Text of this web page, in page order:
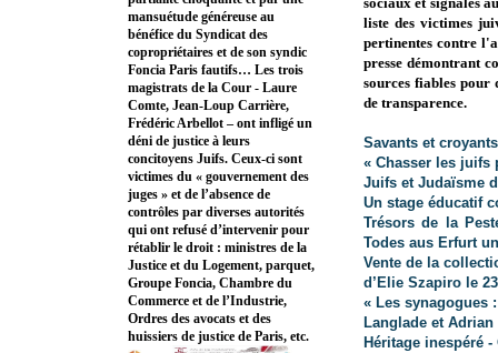
liste des victimes
pertinentes contre
presse démontrant
sources fiables pour
de transparence.
Savants et
« Chasser les juifs
Juifs et Judaïsme
Un stage éducatif
Trésors de la
Todes aus Erfurt
Vente de la
d’Elie Szapiro le
« Les synagogues
Langlade et
Héritage inespéré
mansuétude généreuse au
bénéfice du Syndicat des
copropriétaires et de son syndic
Foncia Paris fautifs… Les trois
magistrats de la Cour - Laure
Comte, Jean-Loup Carrière,
Frédéric Arbellot – ont infligé un
déni de justice à leurs
concitoyens Juifs. Ceux-ci sont
victimes du « gouvernement des
juges » et de l’absence de
contrôles par diverses autorités
qui ont refusé d’intervenir pour
rétablir le droit : ministres de la
Justice et du Logement, parquet,
Groupe Foncia, Chambre du
Commerce et de l’Industrie,
Ordres des avocats et des
huissiers de justice de Paris, etc.